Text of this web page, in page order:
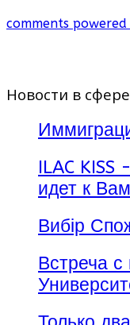
comments
Новости в
ILAC
идет к
Вибір
Встреча